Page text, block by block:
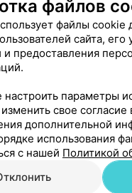
файлов
файлы cookie
сайта,
и предоставления
параметры
свое
дополнительной
использования
с нашей Политикой